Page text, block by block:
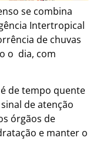
se combina
Intertropical
de chuvas
o dia, com
de tempo quente
de atenção
órgãos de
e manter o